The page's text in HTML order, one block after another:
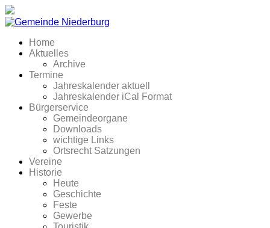
Home
Aktuelles
Archive
Termine
Jahreskalender aktuell
Jahreskalender iCal Format
Bürgerservice
Gemeindeorgane
Downloads
wichtige Links
Ortsrecht Satzungen
Vereine
Historie
Heute
Geschichte
Feste
Gewerbe